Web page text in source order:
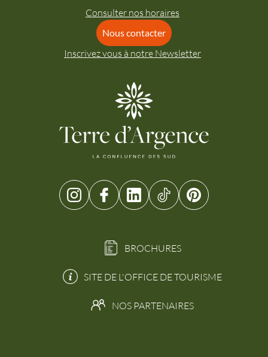
Consulter nos horaires
Nous contacter
Inscrivez vous à notre Newsletter
BROCHURES
SITE DE L'OFFICE DE TOURISME
NOS PARTENAIRES